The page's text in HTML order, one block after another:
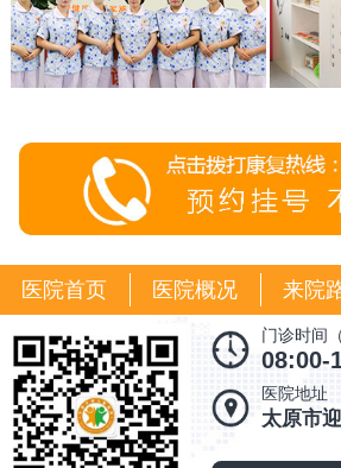
医院首页 医院概况 来院
门诊时间
08:00-
医院地址
太原市